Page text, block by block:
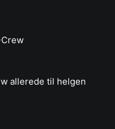
allerede til helgen